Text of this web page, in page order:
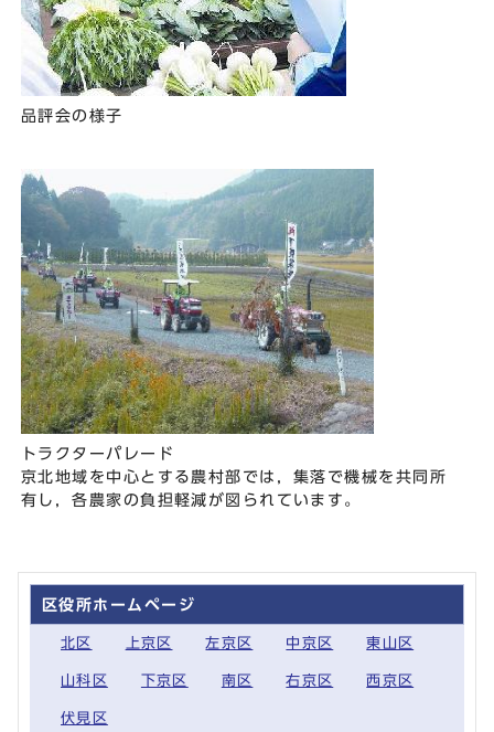
品評会の様子
トラクターパレード
京北地域を中心とする農村部では，集落で機械を共同所
有し，各農家の負担軽減が図られています。
区役所ホームページ
北区 上京区 左京区 中京区 東山区
山科区 下京区 南区 右京区 西京区
伏見区